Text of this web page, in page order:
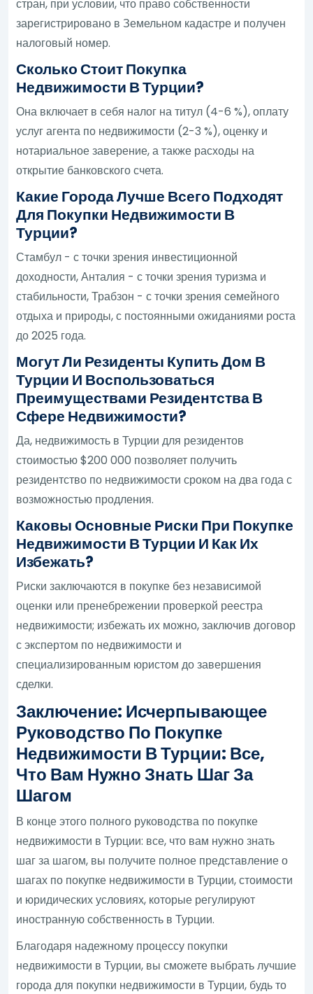
стран, при условии, что право собственности
зарегистрировано в Земельном кадастре и получен
налоговый номер.
Сколько Стоит Покупка
Недвижимости В Турции?
Она включает в себя налог на титул (4-6 %), оплату
услуг агента по недвижимости (2-3 %), оценку и
нотариальное заверение, а также расходы на
открытие банковского счета.
Какие Города Лучше Всего Подходят
Для Покупки Недвижимости В
Турции?
Стамбул - с точки зрения инвестиционной
доходности, Анталия - с точки зрения туризма и
стабильности, Трабзон - с точки зрения семейного
отдыха и природы, с постоянными ожиданиями роста
до 2025 года.
Могут Ли Резиденты Купить Дом В
Турции И Воспользоваться
Преимуществами Резидентства В
Сфере Недвижимости?
Да, недвижимость в Турции для резидентов
стоимостью $200 000 позволяет получить
резидентство по недвижимости сроком на два года с
возможностью продления.
Каковы Основные Риски При Покупке
Недвижимости В Турции И Как Их
Избежать?
Риски заключаются в покупке без независимой
оценки или пренебрежении проверкой реестра
недвижимости; избежать их можно, заключив договор
с экспертом по недвижимости и
специализированным юристом до завершения
сделки.
Заключение: Исчерпывающее
Руководство По Покупке
Недвижимости В Турции: Все,
Что Вам Нужно Знать Шаг За
Шагом
В конце этого полного руководства по покупке
недвижимости в Турции: все, что вам нужно знать
шаг за шагом, вы получите полное представление о
шагах по покупке недвижимости в Турции, стоимости
и юридических условиях, которые регулируют
иностранную собственность в Турции.
Благодаря надежному процессу покупки
недвижимости в Турции, вы сможете выбрать лучшие
города для покупки недвижимости в Турции, будь то